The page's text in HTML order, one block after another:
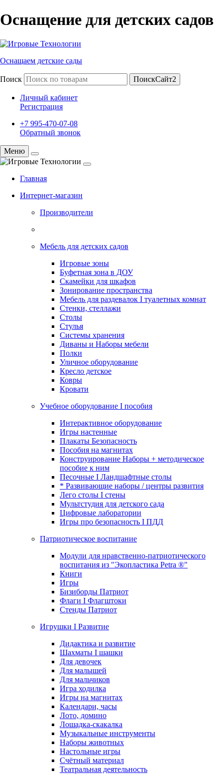
Оснащение для детских садов
Оснащаем детские сады
Поиск ПоискСайт2
Личный кабинет
Регистрация
+7 995-470-07-08
Обратный звонок
Меню
Главная
Интернет-магазин
Производители
Мебель для детских садов
Игровые зоны
Буфетная зона в ДОУ
Скамейки для шкафов
Зонирование пространства
Мебель для раздевалок I туалетных комнат
Стенки, стеллажи
Столы
Стулья
Системы хранения
Диваны и Наборы мебели
Полки
Уличное оборудование
Кресло детское
Ковры
Кровати
Учебное оборудование I пособия
Интерактивное оборудование
Игры настенные
Плакаты Безопасность
Пособия на магнитах
Конструирование Наборы + методическое
пособие к ним
Песочные I Ландшафтные столы
* Развивающие наборы / центры развития
Лего столы I стены
Мультстудия для детского сада
Цифровые лаборатории
Игры про безопасность I ПДД
Патриотическое воспитание
Модули для нравственно-патриотического
воспитания из "Экопластика Petra ®"
Книги
Игры
Бизиборды Патриот
Флаги I Флагштоки
Стенды Патриот
Игрушки I Развитие
Дидактика и развитие
Шахматы I шашки
Для девочек
Для малышей
Для мальчиков
Игра ходилка
Игры на магнитах
Календари, часы
Лото, домино
Лошадка-скакалка
Музыкальные инструменты
Наборы животных
Настольные игры
Счётный материал
Театральная деятельность